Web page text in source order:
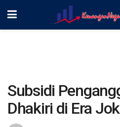
Subsidi
Dhakiri di Era